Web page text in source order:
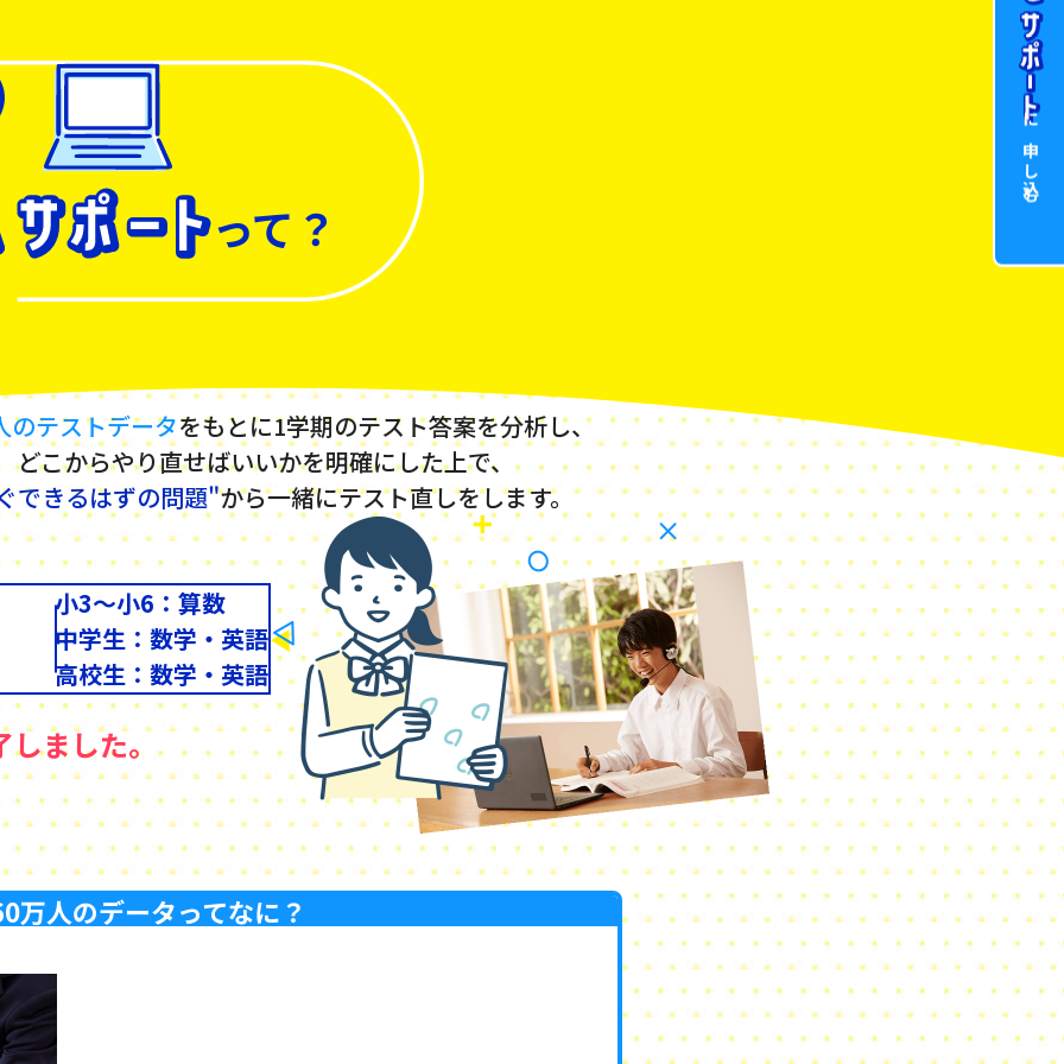
って？
のテストデータをもとに1学期のテスト答案を分析し、
どこからやり直せばいいかを明確にした上で、
できるはずの問題"から一緒にテスト直しをします。
小3〜小6：算数
中学生：数学・英語
高校生：数学・英語
しました。
万人のデータってなに？
に申し込む